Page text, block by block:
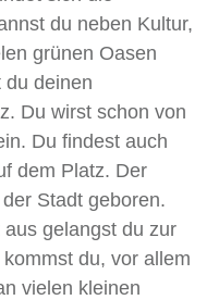
du neben Kultur,
grünen Oasen
du deinen
Du wirst schon von
Du findest auch
dem Platz. Der
Stadt geboren.
gelangst du zur
du, vor allem
vielen kleinen